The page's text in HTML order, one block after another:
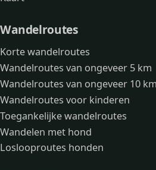
Wandelroutes
Korte wandelroutes
Wandelroutes van ongeveer 5 km
Wandelroutes van ongeveer 10 km
Wandelroutes voor kinderen
Toegankelijke wandelroutes
Wandelen met hond
Loslooproutes honden